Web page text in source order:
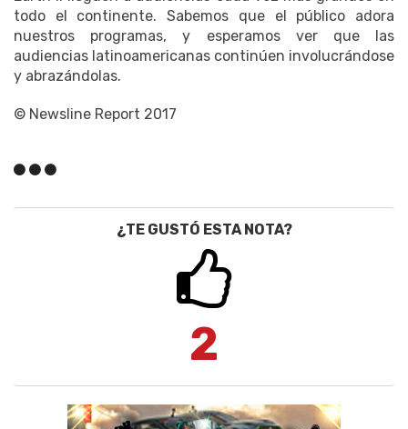
todo el continente.
Sabemos que el público adora
nuestros programas, y esperamos ver que las
audiencias latinoamericanas continúen involucrándose
y abrazándolas.
© Newsline Report 2017
¿TE GUSTÓ ESTA NOTA?
2